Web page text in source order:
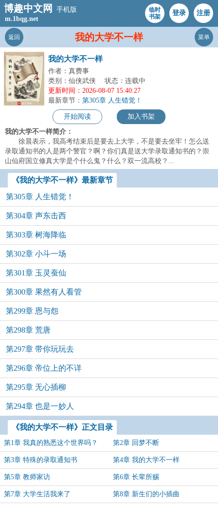
博趣中文网
手机版
m.1bqg.net
临时
书架
登录 注册
我的大学不一样
返回 菜单
我的大学不一样
作者：真费事
类别：仙侠武侠
状态：连载中
更新时间：2026-08-07 15:40:27
最新章节： 第305章 人生错觉！
开始阅读 加入书架
我的大学不一样简介：
徐晨表示，我高考结束后是要去上大学，不是要去坐牢！怎么送
录取通知书的人是两个警官？啊？你们真是送大学录取通知书的？崇
山仙府国立修真大学是个什么鬼？什么？双一流高校？...
《我的大学不一样》最新章节
第305章 人生错觉！
第304章 声东击西
第303章 树海降临
第302章 小斗一场
第301章 玉灵蚕仙
第300章 果然有人看管
第299章 恩与怨
第298章 荒唐
第297章 带你玩玩去
第296章 帝位上的不详
第295章 无心插柳
第294章 也是一妙人
《我的大学不一样》正文目录
第1章 我真的熟悉这个世界吗？ 第2章 回梦不断
第3章 特殊的录取通知书 第4章 我的大学不一样
第5章 教师家访 第6章 长辈所赐
第7章 大学生活我来了 第8章 新生们的小插曲